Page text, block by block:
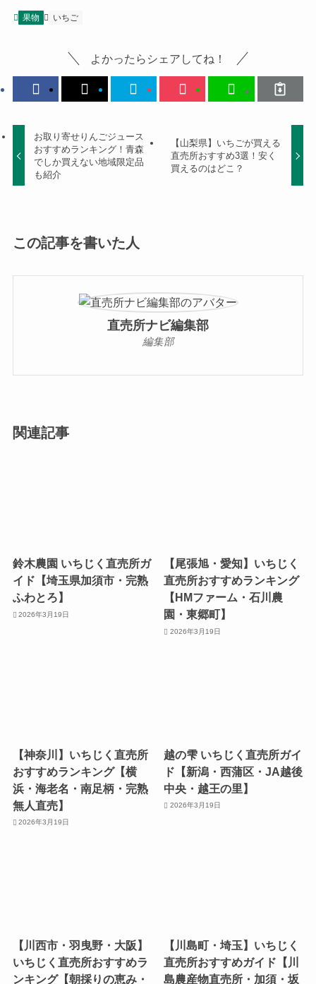
果物 いちご
よかったらシェアしてね！
お取り寄せりんごジュース
おすすめランキング！青森
でしか買えない地域限定品
も紹介
【山梨県】いちごが買える
直売所おすすめ3選！安く
買えるのはどこ？
この記事を書いた人
直売所ナビ編集部
編集部
関連記事
鈴木農園 いちじく直売所ガ
イド【埼玉県加須市・完熟
ふわとろ】
2026年3月19日
【尾張旭・愛知】いちじく
直売所おすすめランキング
【HMファーム・石川農
園・東郷町】
2026年3月19日
【神奈川】いちじく直売所
おすすめランキング【横
浜・海老名・南足柄・完熟
無人直売】
2026年3月19日
越の雫 いちじく直売所ガイ
ド【新潟・西蒲区・JA越後
中央・越王の里】
2026年3月19日
【川西市・羽曳野・大阪】
いちじく直売所おすすめラ
ンキング【朝採りの恵み・
【川島町・埼玉】いちじく
直売所おすすめガイド【川
島農産物直売所・加須・坂